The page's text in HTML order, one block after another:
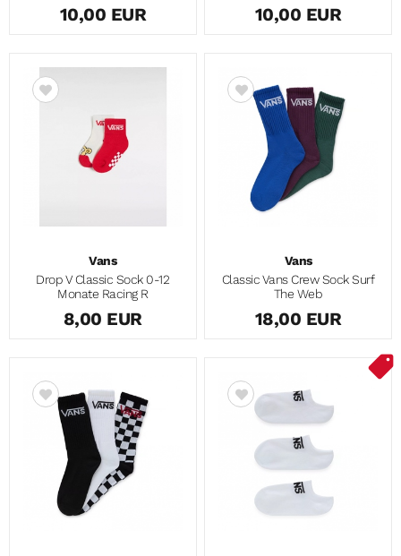
10,00 EUR 10,00 EUR
Vans
Drop V Classic Sock 0-12
Monate Racing R
8,00 EUR
Vans
Classic Vans Crew Sock Surf
The Web
18,00 EUR